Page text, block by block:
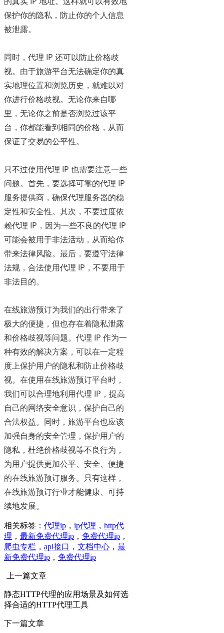
保护你的隐私，防止你的个人信息
被泄露。
同时，代理 IP 还可以防止价格歧
视。由于旅游平台无法确定你的真
实地理位置和浏览历史，就难以对
你进行价格歧视。无论你来自哪
里，无论你之前是否浏览过该平
台，你都能看到相同的价格，从而
保证了交易的公平性。
只不过使用代理 IP 也需要注意一些
问题。首先，要选择可靠的代理 IP
服务提供商，确保代理服务器的稳
定性和安全性。其次，不要过度依
赖代理 IP，因为一些不良的代理 IP
可能会被用于非法活动，从而给你
带来法律风险。最后，要遵守法律
法规，合法使用代理 IP，不要用于
非法目的。
在线旅游预订为我们的出行带来了
极大的便捷，但也存在着隐私泄露
和价格歧视等问题。代理 IP 作为一
种有效的解决方案，可以在一定程
度上保护用户的隐私和防止价格歧
视。在使用在线旅游预订平台时，
我们可以合理地利用代理 IP，提高
自己的网络安全意识，保护自己的
合法权益。同时，旅游平台也应该
加强自身的安全管理，保护用户的
隐私，杜绝价格歧视等不良行为，
为用户提供更加公平、安全、便捷
的在线旅游预订服务。只有这样，
在线旅游预订行业才能健康、可持
续地发展。
相关标签： 代理ip ， ip代理 ， http代
理 ， 最新免费代理ip ， 免费代理ip ，
爬虫专栏 ， api接口 ， 文档中心 ， 最
新免费代理ip ， 免费代理ip
上一篇文章
静态HTTP代理的应用场景及如何选
择合适的HTTP代理工具
下一篇文章